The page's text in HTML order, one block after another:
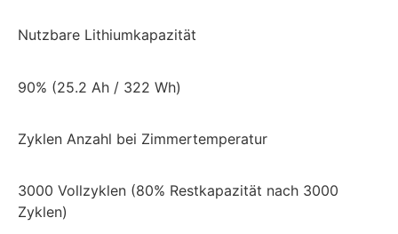
Nutzbare Lithiumkapazität
90% (25.2 Ah / 322 Wh)
Zyklen Anzahl bei Zimmertemperatur
3000 Vollzyklen (80% Restkapazität nach 3000
Zyklen)